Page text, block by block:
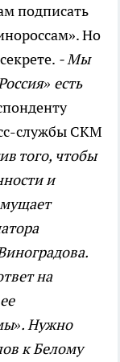
подписать
Но
- Мы
есть
службы СКМ
того, чтобы
и
на
Нужно
к Белому